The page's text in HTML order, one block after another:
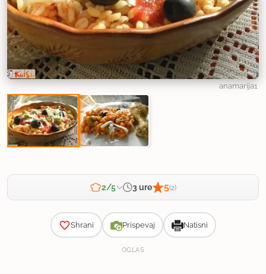
anamarija1
2/5 3 ure 5(2)
Shrani Prispevaj Natisni
OGLAS